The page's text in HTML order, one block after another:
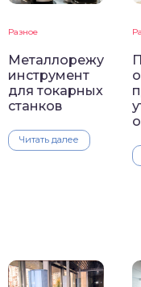
Разное
Металлорежущий
инструмент
для токарных
станков
Читать далее